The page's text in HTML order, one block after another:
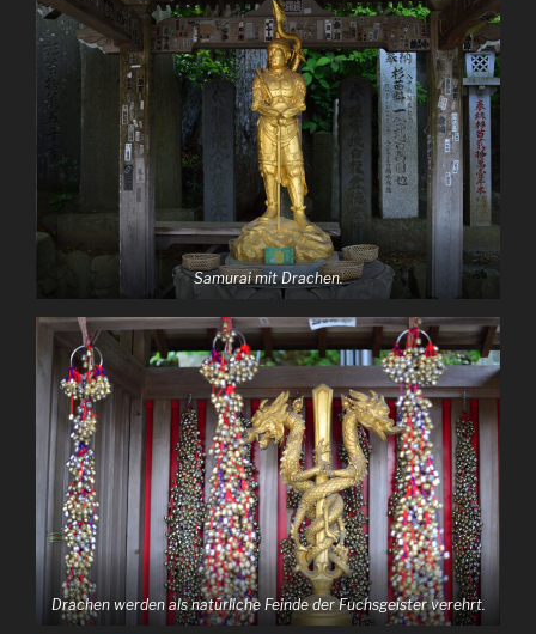
Samurai mit Drachen.
Drachen werden als natürliche Feinde der Fuchsgeister verehrt.